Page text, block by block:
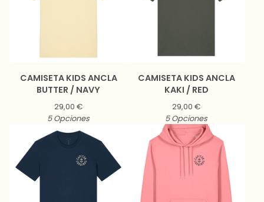
CAMISETA KIDS ANCLA
BUTTER / NAVY
29,00 €
5 Opciones
CAMISETA KIDS ANCLA
KAKI / RED
29,00 €
5 Opciones